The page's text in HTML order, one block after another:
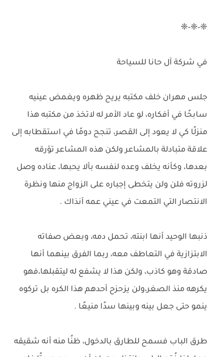
❈-❈-❈
في شركة آل حانا للسياحة
جلس مهران خلف مكتبه يريح ظهره ويغمض عينيه
سابحًا في أفكاره، لو عاد الأمر له لاتخذ من مكتبه هذا
منزلًا كي لا يعود إلى القصر، تنجح دومًا في استقطابه إلى
علاقة متبادلة بالمشاعر ولكن هذه المشاعر تؤرقه
بعدها، وكأنه يخلف وعده لنفسه بألا يحبها، عناده وصل
لزروته فلن ولن يتخطى إجباره على الزواج منها ونظرة
الانتصار التي التمعت في عيني عمه آنذاك .
ذنبها الوحيد أنها ابنته، تحمل دمه، وبعض صفاته
الابتزازية في التعاطف معه، ربما الفرق بينهما أنها
صادقة وهو كاذب، ولكن هذا لا يشفع له ليتقبلها،فهو
يكرهه منذ الصغر،ولن يزحزح أحدهم هذا الكره بل تركوه
ينمو حتى جعل بينه وبينها سدًا منيعًا .
طرق الباب فسمح للطارق بالدخول، ظنًا منه أنه شقيقه